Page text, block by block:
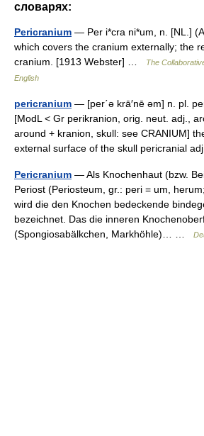
словарях:
Pericranium — Per i*cra ni*um, n. [NL.]
which covers the cranium externally; the
cranium. [1913 Webster] …
The
English
pericranium — [per΄ə krā′nē əm] n. pl.
[ModL < Gr perikranion, orig. neut. adj.,
around + kranion, skull: see CRANIUM]
external surface of the skull pericranial
Pericranium — Als Knochenhaut (bzw.
Periost (Periosteum, gr.: peri = um,
wird die den Knochen bedeckende
bezeichnet. Das die inneren
(Spongiosabälkchen, Markhöhle)… …